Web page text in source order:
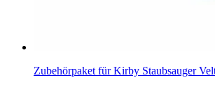
Zubehörpaket für Kirby Staubsauger